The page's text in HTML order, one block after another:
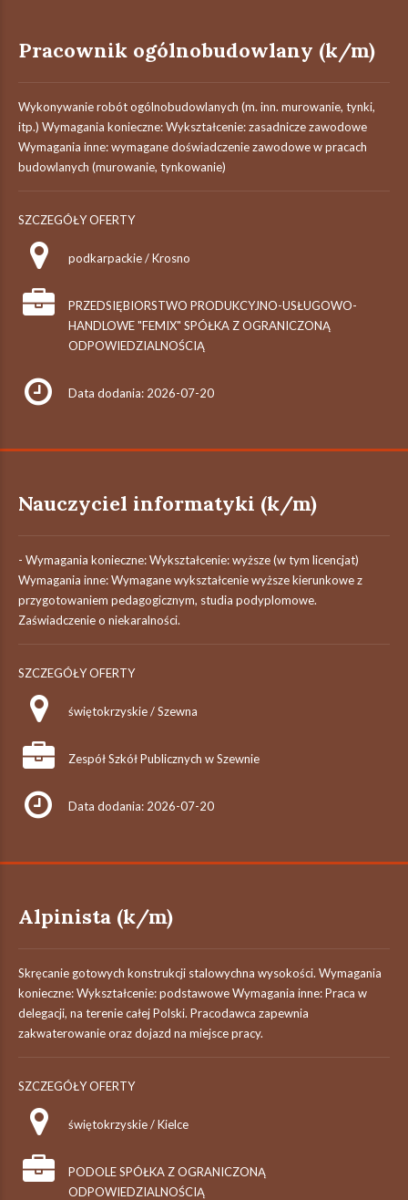
Pracownik ogólnobudowlany (k/m)
Wykonywanie robót ogólnobudowlanych (m. inn. murowanie, tynki,
itp.) Wymagania konieczne: Wykształcenie: zasadnicze zawodowe
Wymagania inne: wymagane doświadczenie zawodowe w pracach
budowlanych (murowanie, tynkowanie)
SZCZEGÓŁY OFERTY
podkarpackie / Krosno
PRZEDSIĘBIORSTWO PRODUKCYJNO-USŁUGOWO-
HANDLOWE "FEMIX" SPÓŁKA Z OGRANICZONĄ
ODPOWIEDZIALNOŚCIĄ
Data dodania: 2026-07-20
Nauczyciel informatyki (k/m)
- Wymagania konieczne: Wykształcenie: wyższe (w tym licencjat)
Wymagania inne: Wymagane wykształcenie wyższe kierunkowe z
przygotowaniem pedagogicznym, studia podyplomowe.
Zaświadczenie o niekaralności.
SZCZEGÓŁY OFERTY
świętokrzyskie / Szewna
Zespół Szkół Publicznych w Szewnie
Data dodania: 2026-07-20
Alpinista (k/m)
Skręcanie gotowych konstrukcji stalowychna wysokości. Wymagania
konieczne: Wykształcenie: podstawowe Wymagania inne: Praca w
delegacji, na terenie całej Polski. Pracodawca zapewnia
zakwaterowanie oraz dojazd na miejsce pracy.
SZCZEGÓŁY OFERTY
świętokrzyskie / Kielce
PODOLE SPÓŁKA Z OGRANICZONĄ
ODPOWIEDZIALNOŚCIĄ